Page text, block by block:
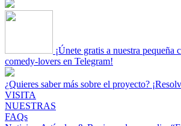
¡Únete gratis a nuestra pequeña
comedy-lovers en Telegram!
¿Quieres saber más sobre el proyecto?
VISITA
NUESTRAS
FAQs